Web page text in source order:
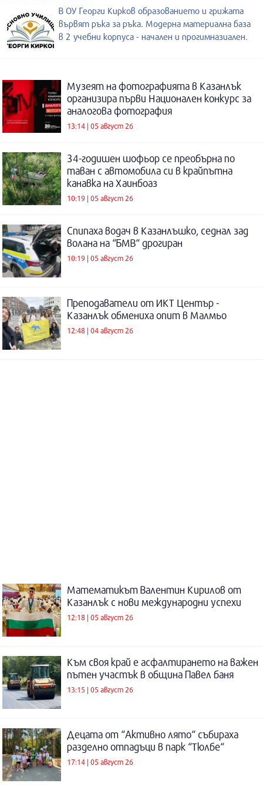
В ОУ Георги Кирков образованието и грижата
вървят ръка за ръка. Модерна материална база
в 2 учебни корпуса - начален и прогимназиален.
Музеят на фотографията в Казанлък
организира първи Национален конкурс за
аналогова фотография
13:14 | 05 август 26
34-годишен шофьор се преобърна по
таван с автомобила си в крайпътна
канавка на Хаинбоаз
10:19 | 05 август 26
Спипаха водач в Казанлъшко, седнал зад
волана на “БМВ“ дрогиран
10:19 | 05 август 26
Преподаватели от ИКТ Център -
Казанлък обмениха опит в Малмьо
12:48 | 04 август 26
Математикът Валентин Кирилов от
Казанлък с нови международни успехи
12:18 | 05 август 26
Към своя край е асфалтирането на важен
пътен участък в община Павел баня
13:15 | 05 август 26
Децата от “Активно лято“ събираха
разделно отпадъци в парк “Тюлбе“
17:14 | 05 август 26